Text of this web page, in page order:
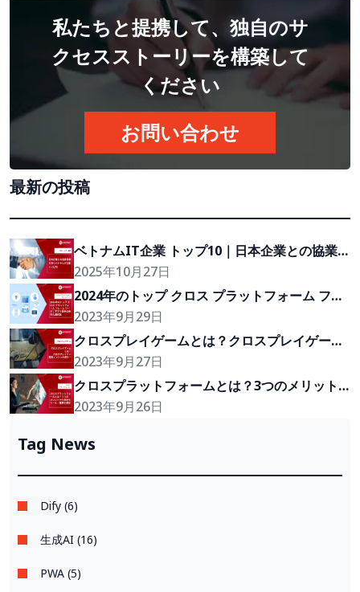
私たちと提携して、独自のサ
クセスストーリーを構築して
ください
お問い合わせ
最新の投稿
ベトナムIT企業 トップ10｜日本企業との協業実
績を持つ注目企業
2025年10月27日
2024年のトップ クロス プラットフォーム フレ
ーム ワーク：アプリ開発の優れた選択肢
2023年9月29日
クロスプレイゲームとは？クロスプレイゲーム
開発エンジンの紹介！
2023年9月27日
クロスプラットフォームとは？3つのメリット
や代表的なフレームワーク・種類を開発
2023年9月26日
Tag News
Dify (6)
生成AI (16)
PWA (5)